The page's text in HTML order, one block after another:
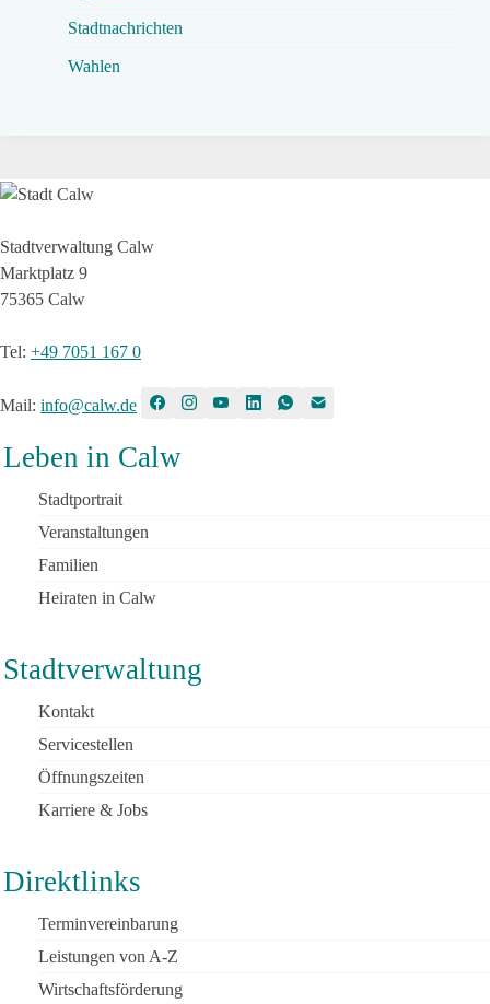
Stadtnachrichten
Wahlen
Stadtverwaltung Calw
Marktplatz 9
75365 Calw
Tel: +49 7051 167 0
Mail: info@calw.de
Leben in Calw
Stadtportrait
Veranstaltungen
Familien
Heiraten in Calw
Stadtverwaltung
Kontakt
Servicestellen
Öffnungszeiten
Karriere & Jobs
Direktlinks
Terminvereinbarung
Leistungen von A-Z
Wirtschaftsförderung